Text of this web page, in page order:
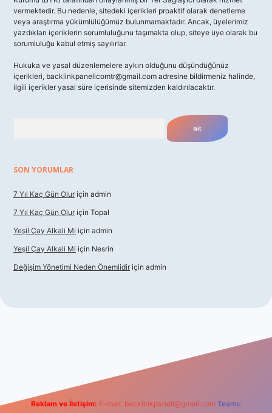
vermektedir. Bu nedenle, sitedeki içerikleri proaktif olarak denetleme
veya araştırma yükümlülüğümüz bulunmamaktadır. Ancak, üyelerimiz
yazdıkları içeriklerin sorumluluğunu taşımakta olup, siteye üye olarak bu
sorumluluğu kabul etmiş sayılırlar.
Hukuka ve yasal düzenlemelere aykırı olduğunu düşündüğünüz
içerikleri, backlinkpanelicomtr@gmail.com adresine bildirmeniz halinde,
ilgili içerikler yasal süre içerisinde sitemizden kaldırılacaktır.
SON YORUMLAR
7 Yıl Kaç Gün Olur için admin
7 Yıl Kaç Gün Olur için Topal
Yeşil Çay Alkali Mi için admin
Yeşil Çay Alkali Mi için Nesrin
Değişim Yönetimi Neden Önemlidir için admin
Reklam ve İletişim: E-mail: backlinkpaneli@gmail.com Teams: